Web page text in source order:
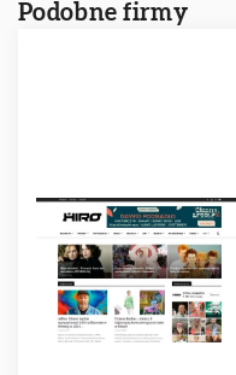
Podobne firmy